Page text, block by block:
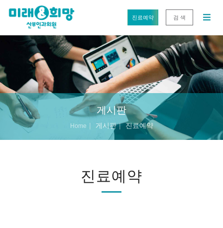
진료예약 검 색
게시판
Home 게시판 진료예약
진료예약